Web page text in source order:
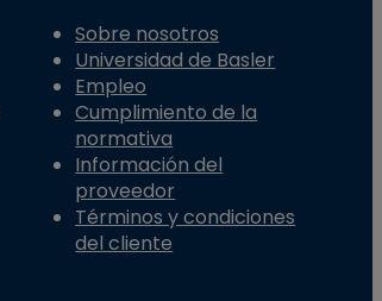
Sobre nosotros
Universidad de Basler
Empleo
Cumplimiento de la
normativa
Información del
proveedor
Términos y condiciones
del cliente